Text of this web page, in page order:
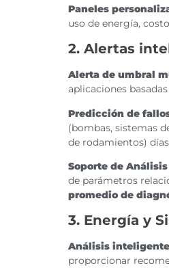
Paneles
uso de energía,
2. Alertas
Alerta de umbral
aplicaciones
Predicción de
(bombas, sistemas
de rodamientos)
Soporte de Análisis
de parámetros
promedio de
3. Energía y
Análisis
proporcionar